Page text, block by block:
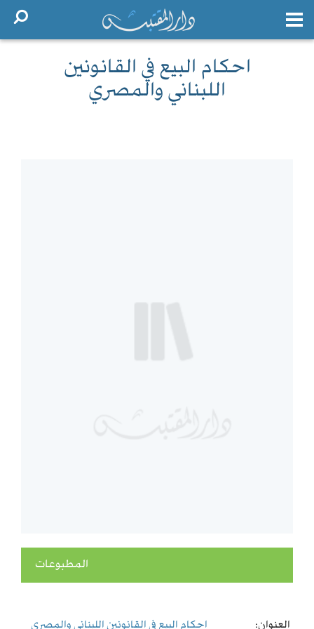
احكام البيع في القانونين
اللبناني والمصري
المطبوعات
العنوان: احكام البيع في القانونين اللبناني والمصري